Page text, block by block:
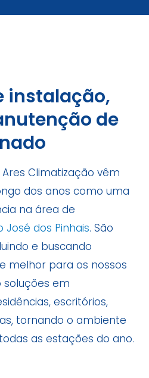
instalação,
de
Climatização vêm
dos anos como uma
na área de
dos Pinhais. São
e buscando
melhor para os nossos
soluções em
escritórios,
tornando o ambiente
as estações do ano.